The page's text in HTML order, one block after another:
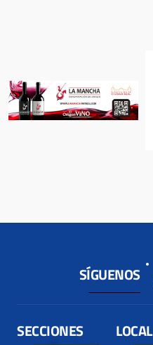
SÍGUENOS
SECCIONES LOCAL